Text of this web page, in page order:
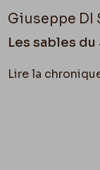
Giuseppe DI
Les sables
Lire la